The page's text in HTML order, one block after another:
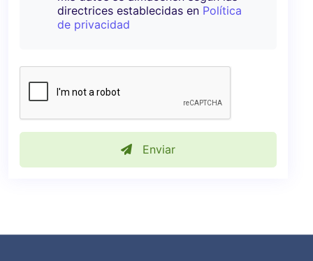
directrices establecidas en Política
de privacidad
Enviar